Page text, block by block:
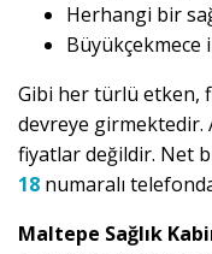
Herhangi bir
Büyükçekmece
Gibi her türlü etken,
devreye girmektedir.
fiyatlar değildir. Net
18 numaralı
Maltepe Sağlık